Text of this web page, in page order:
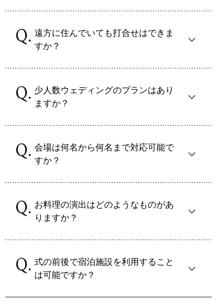
遠方に住んでいても打合せはできま
すか？
少人数ウェディングのプランはあり
ますか？
会場は何名から何名まで対応可能で
すか？
お料理の演出はどのようなものがあ
りますか？
式の前後で宿泊施設を利用すること
は可能ですか？